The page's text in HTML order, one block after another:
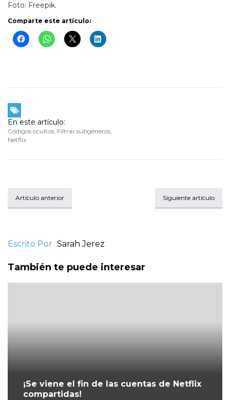
Foto: Freepik.
Comparte este artículo:
En este artículo:
Códigos ocultos, Filtrar subgéneros,
Netflix
Artículo anterior Siguiente artículo
Escrito Por Sarah Jerez
También te puede interesar
¡Se viene el fin de las cuentas de Netflix
compartidas!